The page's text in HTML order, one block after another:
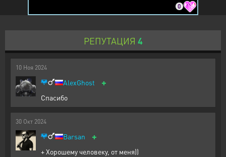
0
РЕПУТАЦИЯ 4
10 Ноя 2024
AlexGhost +
Спасибо
30 Окт 2024
Barsan +
+ Хорошему человеку, от меня))